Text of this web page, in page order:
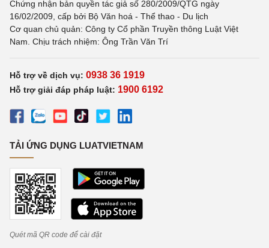
Chứng nhận bản quyền tác giả số 280/2009/QTG ngày
16/02/2009, cấp bởi Bộ Văn hoá - Thể thao - Du lịch
Cơ quan chủ quản: Công ty Cổ phần Truyền thông Luật Việt
Nam. Chịu trách nhiệm: Ông Trần Văn Trí
Hỗ trợ về dịch vụ: 0938 36 1919
Hỗ trợ giải đáp pháp luật: 1900 6192
TẢI ỨNG DỤNG LUATVIETNAM
Quét mã QR code để cài đặt